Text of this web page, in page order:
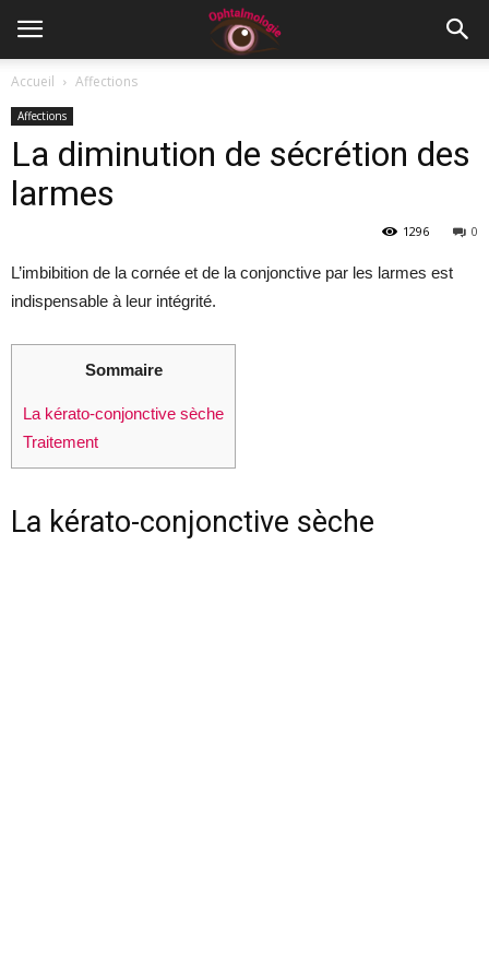
Accueil Affections
Affections
La diminution de sécrétion des
larmes
0
1296
L’imbibition de la cornée et de la conjonctive par les larmes est
indispensable à leur intégrité.
Sommaire
La kérato-conjonctive sèche
Traitement
La kérato-conjonctive sèche